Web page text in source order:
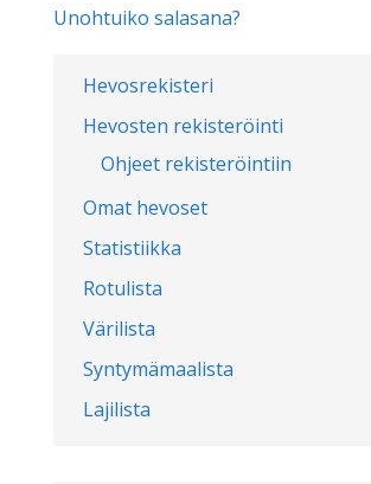
Hevosrekisteri
Hevosten rekisteröinti
Ohjeet rekisteröintiin
Omat hevoset
Statistiikka
Rotulista
Värilista
Syntymämaalista
Lajilista
Unohtuiko salasana?